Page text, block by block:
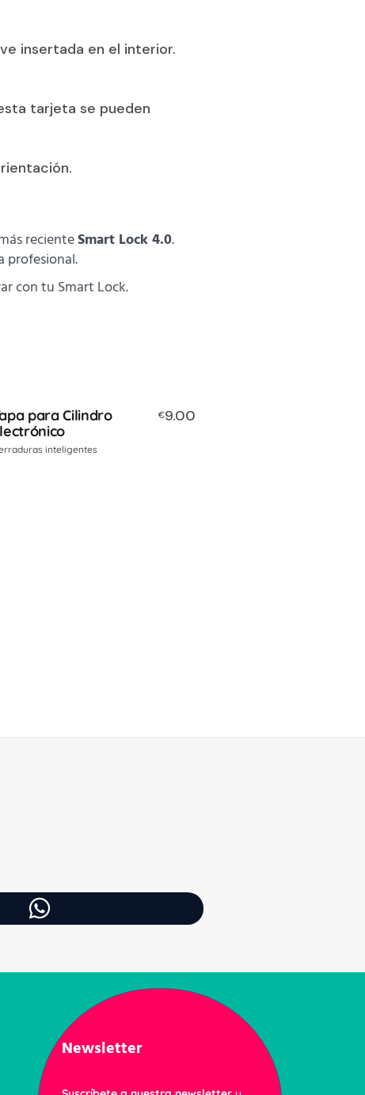
insertada en el interior.
tarjeta se pueden
recienteSmart Lock 4.0.
profesional.
con tu Smart Lock.
para Cilindro
€9.00
inteligentes
Newsletter